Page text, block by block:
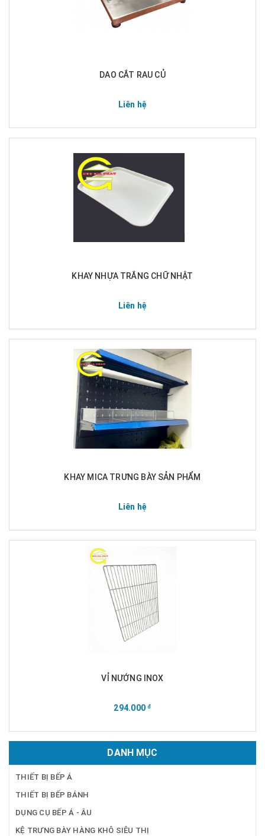
DAO CẮT RAU CỦ
Liên hệ
KHAY NHỰA TRẮNG CHỮ NHẬT
Liên hệ
KHAY MICA TRƯNG BÀY SẢN PHẨM
Liên hệ
VỈ NƯỚNG INOX
294.000đ
DANH MỤC
THIẾT BỊ BẾP Á
THIẾT BỊ BẾP BÁNH
DỤNG CỤ BẾP Á - ÂU
KỆ TRƯNG BÀY HÀNG KHÔ SIÊU THỊ